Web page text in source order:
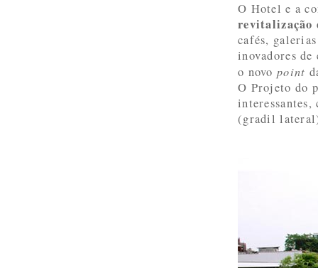
O Hotel e a
revitalização
cafés,
inovadores
o novo point
O Projeto do
(gradil